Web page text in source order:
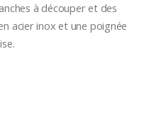
à découper et des
acier inox et une poignée